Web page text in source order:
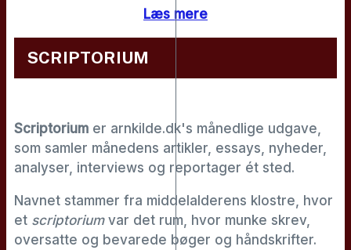
Læs mere
SCRIPTORIUM
Scriptorium er arnkilde.dk's månedlige udgave,
som samler månedens artikler, essays, nyheder,
analyser, interviews og reportager ét sted.
Navnet stammer fra middelalderens klostre, hvor
et scriptoriumvar det rum, hvor munke skrev,
oversatte og bevarede bøger og håndskrifter.